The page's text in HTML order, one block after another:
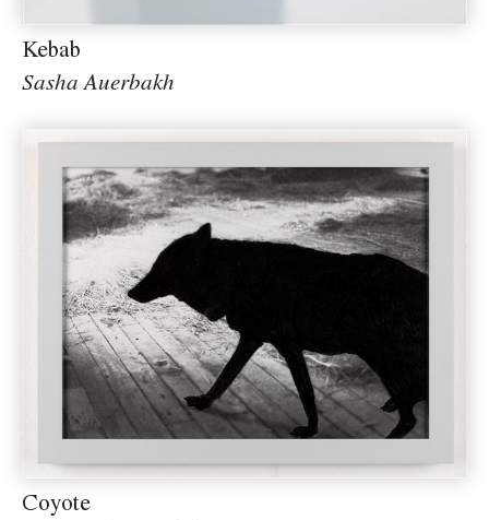
Kebab
Sasha Auerbakh
Coyote